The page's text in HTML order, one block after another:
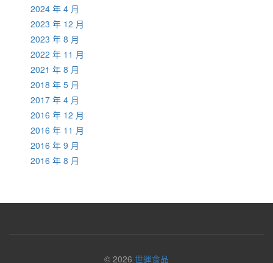
2024 年 4 月
2023 年 12 月
2023 年 8 月
2022 年 11 月
2021 年 8 月
2018 年 5 月
2017 年 4 月
2016 年 12 月
2016 年 11 月
2016 年 9 月
2016 年 8 月
© 2026 世運食品